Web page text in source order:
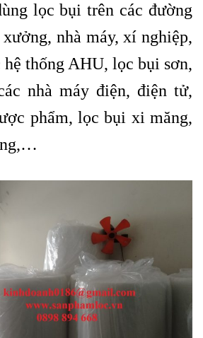
lọc bụi trên các đường
nhà máy, xí nghiệp,
thống AHU, lọc bụi sơn,
nhà máy điện, điện tử,
phẩm, lọc bụi xi măng,